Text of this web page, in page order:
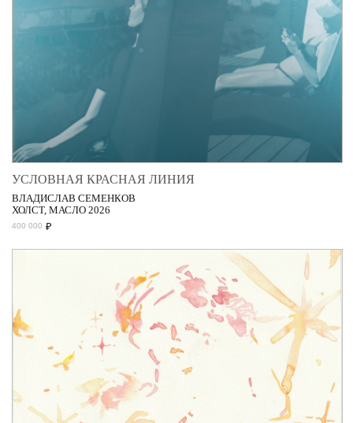
УСЛОВНАЯ КРАСНАЯ ЛИНИЯ
ВЛАДИСЛАВ СЕМЕНКОВ
ХОЛСТ, МАСЛО 2026
400 000 ₽